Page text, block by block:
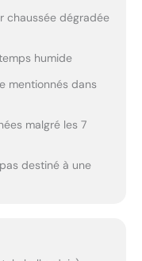
chaussée dégradée
humide
mentionnés dans
malgré les 7
destiné à une